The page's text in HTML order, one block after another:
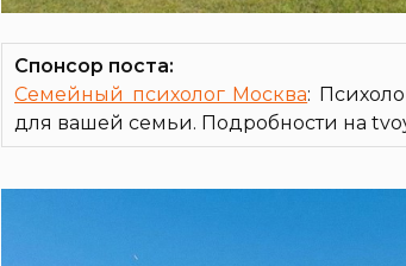
Спонсор поста:
Семейный психолог Москва:
для вашей семьи. Подробности на